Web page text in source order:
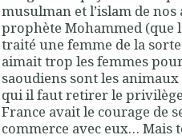
musulman et l’islam de nos
prophète Mohammed (que
traité une femme de la
aimait trop les femmes
saoudiens sont les animaux
qui il faut retirer le
France avait le courage de
commerce avec eux… Mais